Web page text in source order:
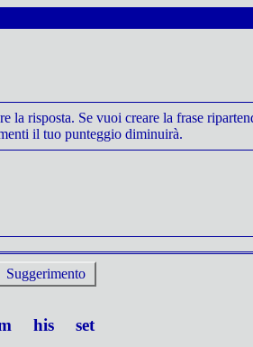
risposta. Se vuoi creare la frase
il tuo punteggio diminuirà.
Suggerimento
his set